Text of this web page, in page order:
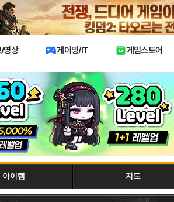
영상 게이밍/IT 게임스토어
아이템 지도